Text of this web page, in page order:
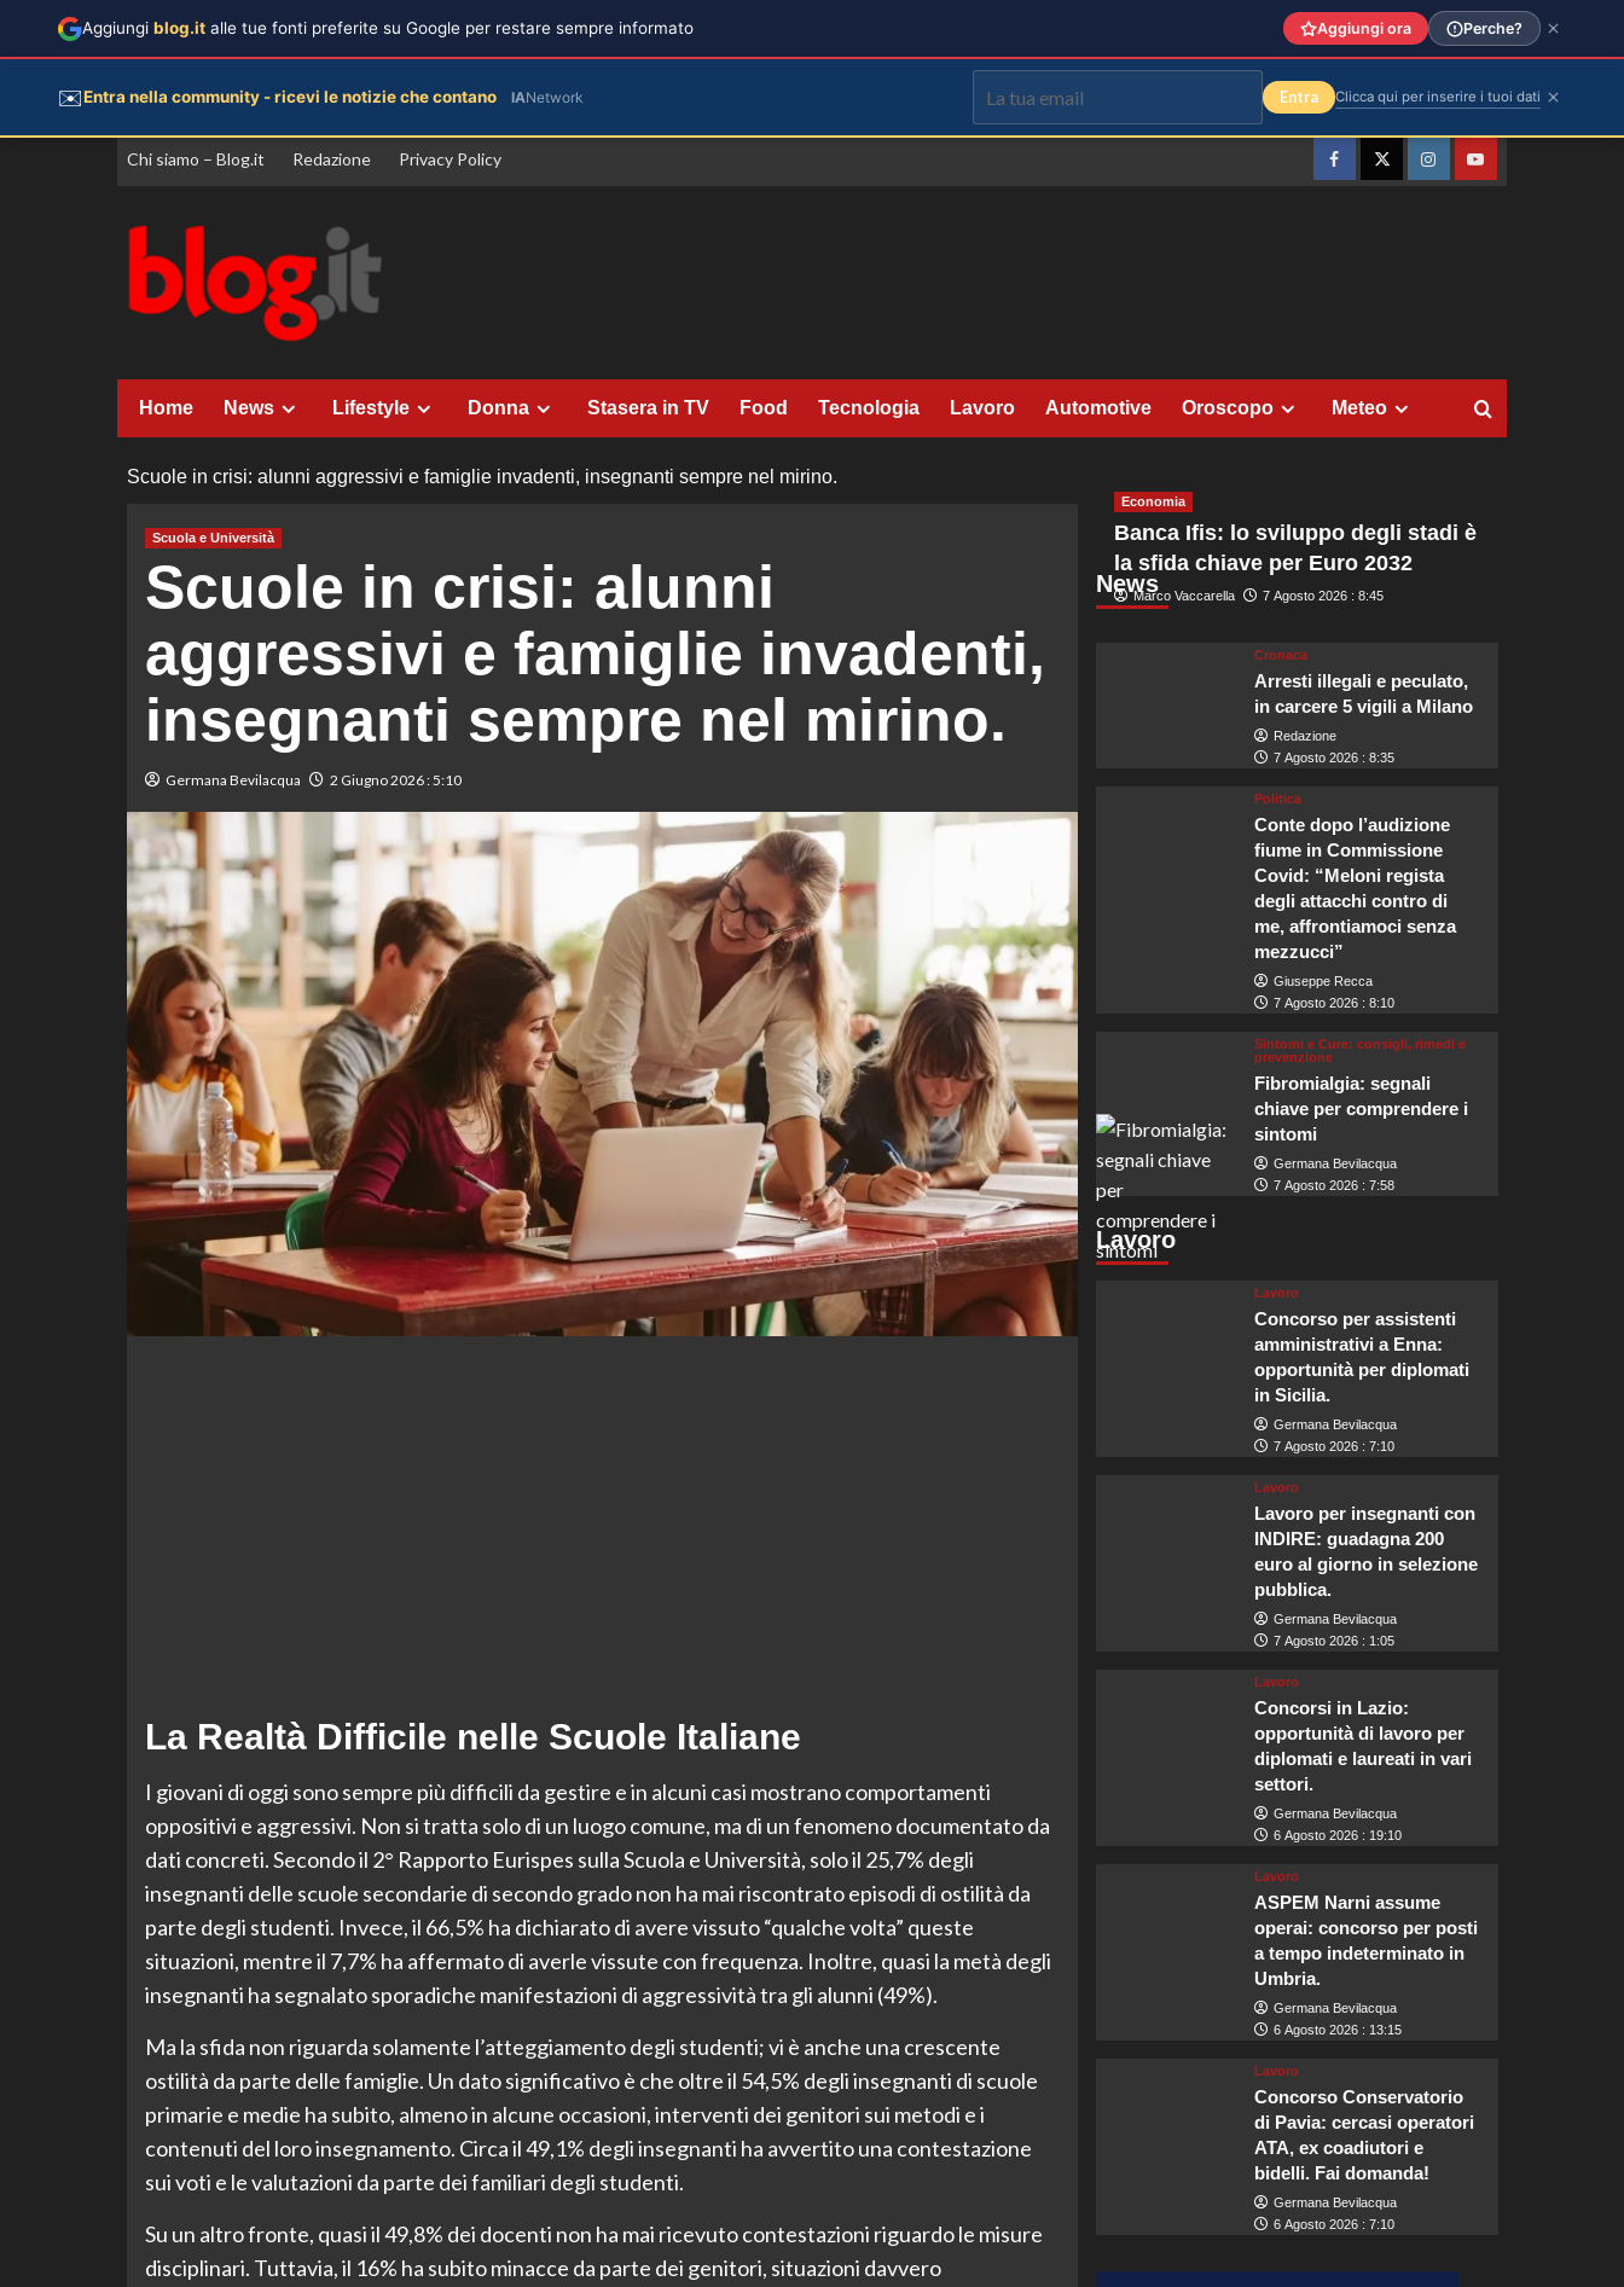
Vai
Chi siamo – Blog.it Redazione Privacy Policy
FacebookTwitterInstagramYouTube
Home News Lifestyle Donna Stasera in TV Food Tecnologia Lavoro Automotive Oroscopo Meteo
Scuole in crisi: alunni aggressivi e famiglie invadenti, insegnanti sempre nel mirino.
Scuola e Università
Scuole in crisi: alunni
aggressivi e famiglie invadenti,
insegnanti sempre nel mirino.
Germana Bevilacqua 2 Giugno 2026 : 5:10
La Realtà Difficile nelle Scuole Italiane
I giovani di oggi sono sempre più difficili da gestire e in alcuni casi mostrano comportamenti
oppositivi e aggressivi. Non si tratta solo di un luogo comune, ma di un fenomeno documentato da
dati concreti. Secondo il 2° Rapporto Eurispes sulla Scuola e Università, solo il 25,7% degli
insegnanti delle scuole secondarie di secondo grado non ha mai riscontrato episodi di ostilità da
parte degli studenti. Invece, il 66,5% ha dichiarato di avere vissuto “qualche volta” queste
situazioni, mentre il 7,7% ha affermato di averle vissute con frequenza. Inoltre, quasi la metà degli
insegnanti ha segnalato sporadiche manifestazioni di aggressività tra gli alunni (49%).
Ma la sfida non riguarda solamente l’atteggiamento degli studenti; vi è anche una crescente
ostilità da parte delle famiglie. Un dato significativo è che oltre il 54,5% degli insegnanti di scuole
primarie e medie ha subito, almeno in alcune occasioni, interventi dei genitori sui metodi e i
contenuti del loro insegnamento. Circa il 49,1% degli insegnanti ha avvertito una contestazione
sui voti e le valutazioni da parte dei familiari degli studenti.
Su un altro fronte, quasi il 49,8% dei docenti non ha mai ricevuto contestazioni riguardo le misure
disciplinari. Tuttavia, il 16% ha subito minacce da parte dei genitori, situazioni davvero
News
Economia
Banca Ifis: lo sviluppo degli stadi è
la sfida chiave per Euro 2032
Marco Vaccarella 7 Agosto 2026 : 8:45
Cronaca
Arresti illegali e peculato,
in carcere 5 vigili a Milano
Redazione
7 Agosto 2026 : 8:35
Politica
Conte dopo l’audizione
fiume in Commissione
Covid: “Meloni regista
degli attacchi contro di
me, affrontiamoci senza
mezzucci”
Giuseppe Recca
7 Agosto 2026 : 8:10
Sintomi e Cure: consigli, rimedi e
prevenzione
Fibromialgia: segnali
chiave per comprendere i
sintomi
Germana Bevilacqua
7 Agosto 2026 : 7:58
Lavoro
Lavoro
Concorso per assistenti
amministrativi a Enna:
opportunità per diplomati
in Sicilia.
Germana Bevilacqua
7 Agosto 2026 : 7:10
Lavoro
Lavoro per insegnanti con
INDIRE: guadagna 200
euro al giorno in selezione
pubblica.
Germana Bevilacqua
7 Agosto 2026 : 1:05
Lavoro
Concorsi in Lazio:
opportunità di lavoro per
diplomati e laureati in vari
settori.
Germana Bevilacqua
6 Agosto 2026 : 19:10
Lavoro
ASPEM Narni assume
operai: concorso per posti
a tempo indeterminato in
Umbria.
Germana Bevilacqua
6 Agosto 2026 : 13:15
Lavoro
Concorso Conservatorio
di Pavia: cercasi operatori
ATA, ex coadiutori e
bidelli. Fai domanda!
Germana Bevilacqua
6 Agosto 2026 : 7:10
Aggiungi blog.it alle tue fonti preferite su Google per restare sempre informato Aggiungi ora Perche?
✉️Entra nella community - ricevi le notizie che contano IANetwork Entra Clicca qui per inserire i tuoi dati